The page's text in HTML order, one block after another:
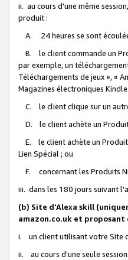
ii. au cours d'une même
produit :
A. 24 heures se sont
B. le client commande un
par exemple, un
Téléchargements de jeux », «
Magazines électroniques
C. le client clique sur un
D. le client achète un
E. le client achète un Produit
Lien Spécial ; ou
F. concernant les Produits
iii. dans les 180 jours suivant
(b) Site d'Alexa skill
amazon.co.uk et proposant
i. un client utilisant votre Site
ii. au cours d'une seule